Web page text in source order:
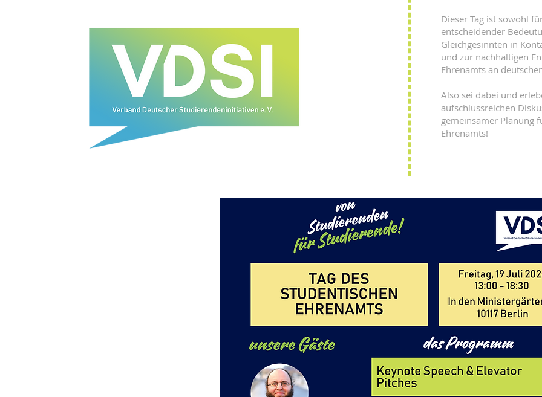
Dieser Tag ist sowohl
entscheidender
Gleichgesinnten in
und zur nachhaltigen
Ehrenamts an
Also sei dabei und
aufschlussreichen
gemeinsamer Planung
Ehrenamts!